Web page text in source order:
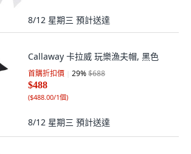
8/12 星期三 預計送達
Callaway 卡拉威 玩樂漁夫帽, 黑色
首購折扣價 29%$688
$488
($488.00/1個)
8/12 星期三 預計送達